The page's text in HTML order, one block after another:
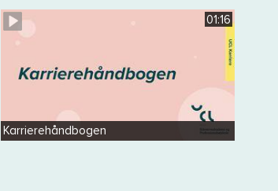
01:16
Karrierehåndbogen